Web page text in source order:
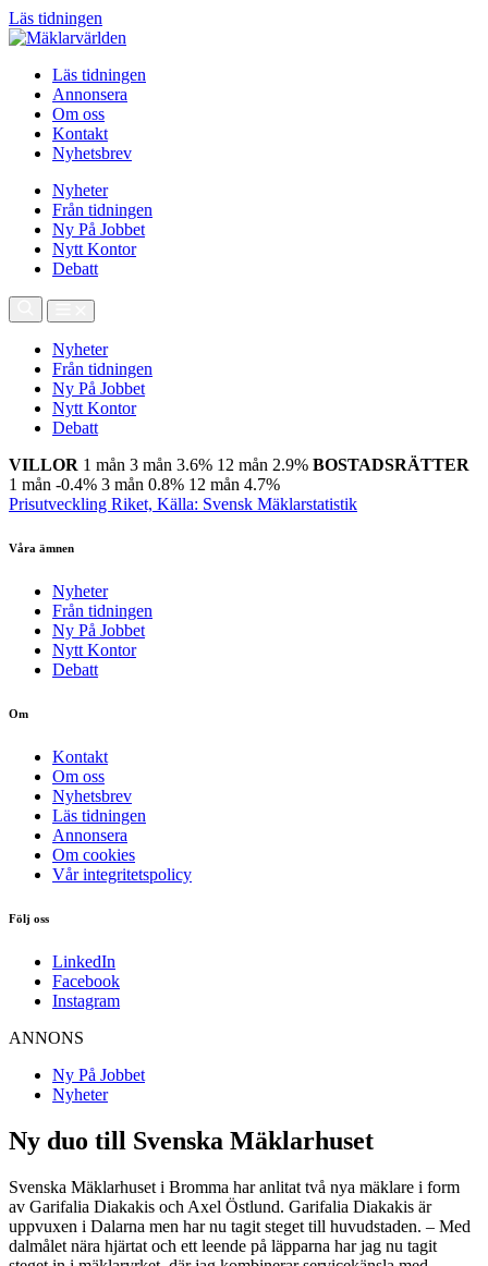
Läs tidningen
Läs tidningen
Annonsera
Om oss
Kontakt
Nyhetsbrev
Nyheter
Från tidningen
Ny På Jobbet
Nytt Kontor
Debatt
Nyheter
Från tidningen
Ny På Jobbet
Nytt Kontor
Debatt
VILLOR 1 mån 3 mån 3.6% 12 mån 2.9% BOSTADSRÄTTER
1 mån -0.4% 3 mån 0.8% 12 mån 4.7%
Prisutveckling Riket, Källa: Svensk Mäklarstatistik
Våra ämnen
Nyheter
Från tidningen
Ny På Jobbet
Nytt Kontor
Debatt
Om
Kontakt
Om oss
Nyhetsbrev
Läs tidningen
Annonsera
Om cookies
Vår integritetspolicy
Följ oss
LinkedIn
Facebook
Instagram
ANNONS
Ny På Jobbet
Nyheter
Ny duo till Svenska Mäklarhuset
Svenska Mäklarhuset i Bromma har anlitat två nya mäklare i form
av Garifalia Diakakis och Axel Östlund. Garifalia Diakakis är
uppvuxen i Dalarna men har nu tagit steget till huvudstaden. – Med
dalmålet nära hjärtat och ett leende på läpparna har jag nu tagit